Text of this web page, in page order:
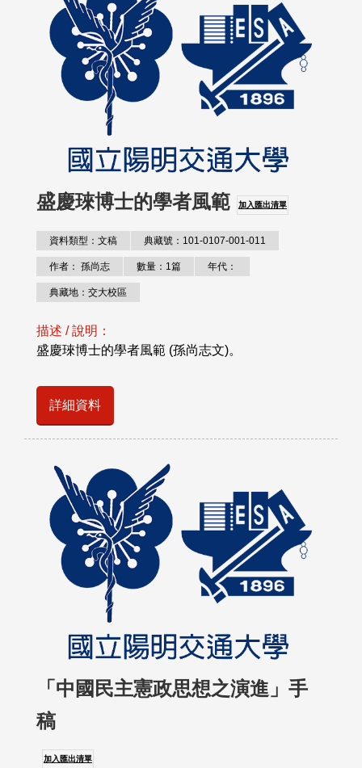
盛慶琜博士的學者風範 加入匯出清單
資料類型：文稿 典藏號：101-0107-001-011
作者： 孫尚志 數量：1篇 年代：
典藏地：交大校區
描述 / 說明：
盛慶琜博士的學者風範 (孫尚志文)。
詳細資料
「中國民主憲政思想之演進」手
稿
加入匯出清單